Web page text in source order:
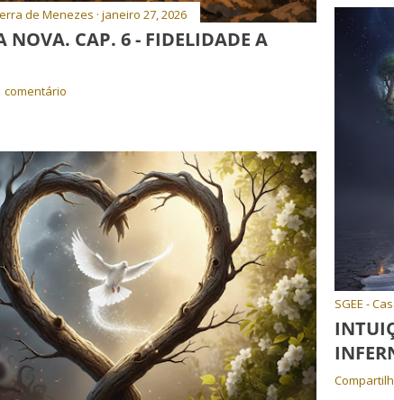
de Menezes janeiro 27, 2026
NOVA. CAP. 6 - FIDELIDADE A
comentário
SGEE -